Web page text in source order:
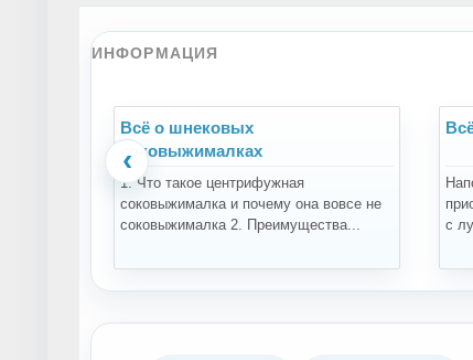
ИНФОРМАЦИЯ
‹
Всё о шнековых
соковыжималках
1. Что такое центрифужная
соковыжималка и почему она вовсе не
соковыжималка 2. Преимущества...
с